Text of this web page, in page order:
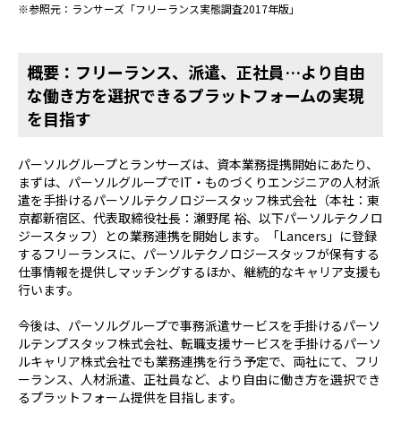
※参照元：ランサーズ「フリーランス実態調査2017年版」
概要：フリーランス、派遣、正社員…より自由
な働き方を選択できるプラットフォームの実現
を目指す
パーソルグループとランサーズは、資本業務提携開始にあたり、
まずは、パーソルグループでIT・ものづくりエンジニアの人材派
遣を手掛けるパーソルテクノロジースタッフ株式会社（本社：東
京都新宿区、代表取締役社長：瀬野尾 裕、以下パーソルテクノロ
ジースタッフ）との業務連携を開始します。「Lancers」に登録
するフリーランスに、パーソルテクノロジースタッフが保有する
仕事情報を提供しマッチングするほか、継続的なキャリア支援も
行います。
今後は、パーソルグループで事務派遣サービスを手掛けるパーソ
ルテンプスタッフ株式会社、転職支援サービスを手掛けるパーソ
ルキャリア株式会社でも業務連携を行う予定で、両社にて、フリ
ーランス、人材派遣、正社員など、より自由に働き方を選択でき
るプラットフォーム提供を目指します。